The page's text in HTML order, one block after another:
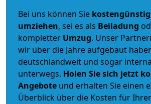
Bei uns können Sie kostengünstig
umziehen, sei es als Beiladung
kompletter Umzug. Unser
wir über die Jahre aufgebaut
deutschlandweit und sogar
unterwegs. Holen Sie sich jetzt
Angebote und erhalten Sie einen
Überblick über die Kosten für